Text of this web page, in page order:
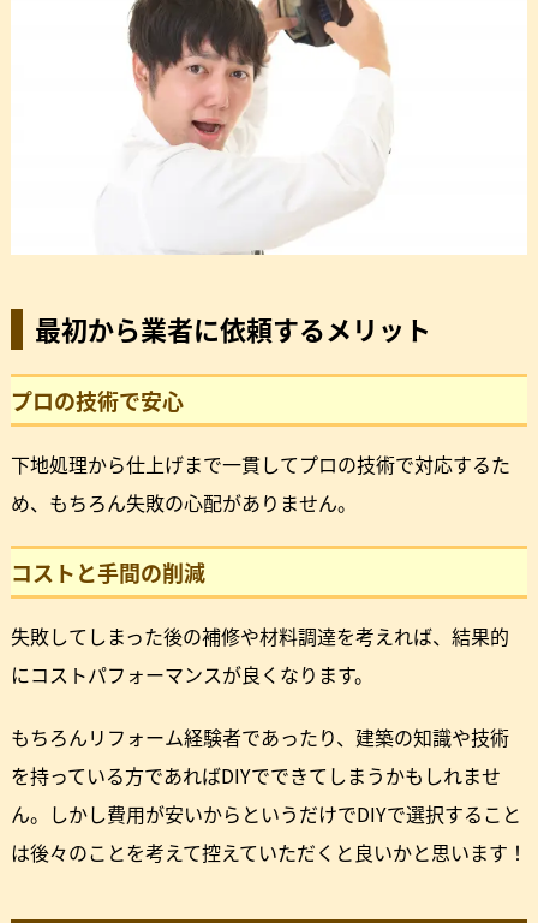
最初から業者に依頼するメリット
プロの技術で安心
下地処理から仕上げまで一貫してプロの技術で対応するた
め、もちろん失敗の心配がありません。
コストと手間の削減
失敗してしまった後の補修や材料調達を考えれば、結果的
にコストパフォーマンスが良くなります。
もちろんリフォーム経験者であったり、建築の知識や技術
を持っている方であればDIYでできてしまうかもしれませ
ん。しかし費用が安いからというだけでDIYで選択すること
は後々のことを考えて控えていただくと良いかと思います！